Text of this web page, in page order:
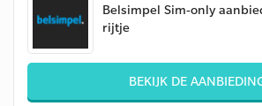
Belsimpel Sim-only
rijtje
BEKIJK DE